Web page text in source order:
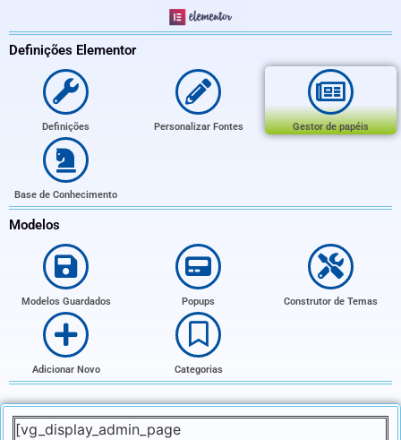
Definições​​ Elementor
Definições Personalizar Fontes Gestor de papéis
Base de Conhecimento
Modelos
Modelos Guardados Popups Construtor de Temas
Adicionar Novo Categorias
[vg_display_admin_page